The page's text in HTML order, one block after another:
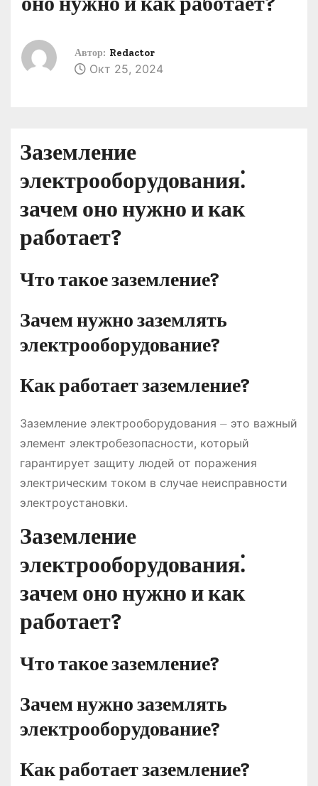
Автор: Redactor
Окт 25, 2024
Заземление
электрооборудования⁚
зачем оно нужно и как
работает?
Что такое заземление?
Зачем нужно заземлять
электрооборудование?
Как работает заземление?
Заземление электрооборудования ⏤ это важный
элемент электробезопасности, который
гарантирует защиту людей от поражения
электрическим током в случае неисправности
электроустановки.
Заземление
электрооборудования⁚
зачем оно нужно и как
работает?
Что такое заземление?
Зачем нужно заземлять
электрооборудование?
Как работает заземление?